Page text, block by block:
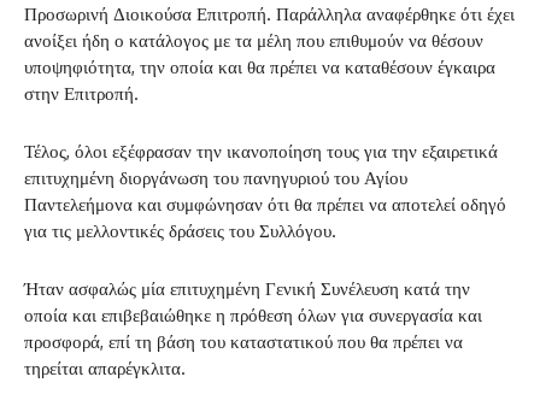
Προσωρινή Διοικούσα Επιτροπή. Παράλληλα αναφέρθηκε ότι έχει
ανοίξει ήδη ο κατάλογος με τα μέλη που επιθυμούν να θέσουν
υποψηφιότητα, την οποία και θα πρέπει να καταθέσουν έγκαιρα
στην Επιτροπή.
Τέλος, όλοι εξέφρασαν την ικανοποίηση τους για την εξαιρετικά
επιτυχημένη διοργάνωση του πανηγυριού του Αγίου
Παντελεήμονα και συμφώνησαν ότι θα πρέπει να αποτελεί οδηγό
για τις μελλοντικές δράσεις του Συλλόγου.
Ήταν ασφαλώς μία επιτυχημένη Γενική Συνέλευση κατά την
οποία και επιβεβαιώθηκε η πρόθεση όλων για συνεργασία και
προσφορά, επί τη βάση του καταστατικού που θα πρέπει να
τηρείται απαρέγκλιτα.